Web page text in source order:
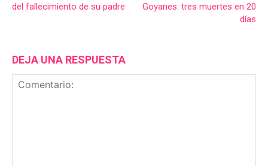
del fallecimiento de su padre
Goyanes: tres muertes en 20
días
DEJA UNA RESPUESTA